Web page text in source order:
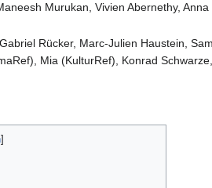
Murukan, Vivien Abernethy,
Rücker, Marc-Julien Haustein,
Mia (KulturRef), Konrad